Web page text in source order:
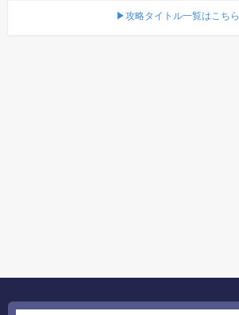
▶攻略タイトル一覧はこちら